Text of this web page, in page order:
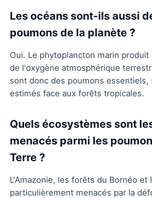
Les océans sont-ils aussi
poumons de la planète ?
Oui. Le phytoplancton marin produit
de l'oxygène atmosphérique
sont donc des poumons
estimés face aux forêts tropicales.
Quels écosystèmes sont
menacés parmi les
Terre ?
L'Amazonie, les forêts du Bornéo et
particulièrement menacés par la